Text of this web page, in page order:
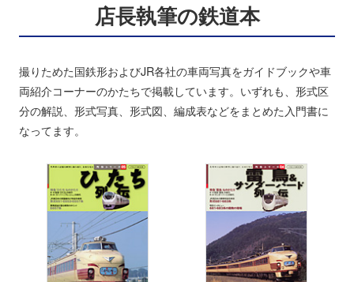
店長執筆の鉄道本
撮りためた国鉄形およびJR各社の車両写真をガイドブックや車
両紹介コーナーのかたちで掲載しています。いずれも、形式区
分の解説、形式写真、形式図、編成表などをまとめた入門書に
なってます。